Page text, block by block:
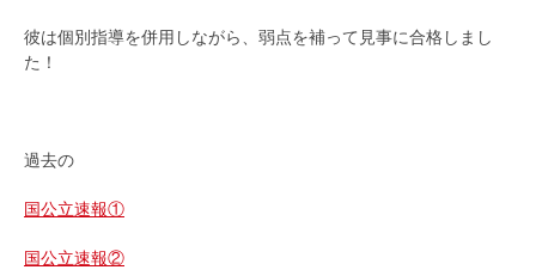
彼は個別指導を併用しながら、弱点を補って見事に合格しまし
た！
過去の
国公立速報①
国公立速報②